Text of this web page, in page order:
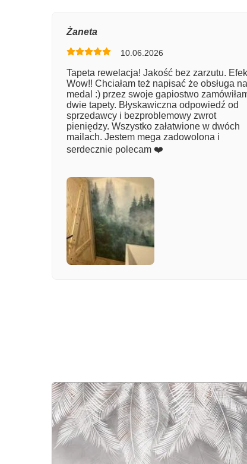
Żaneta
10.06.2026
Tapeta rewelacja! Jakość bez zarzutu.
Wow!! Chciałam też napisać że obsługa na
medal :) przez swoje gapiostwo
dwie tapety. Błyskawiczna odpowiedź od
sprzedawcy i bezproblemowy zwrot
pieniędzy. Wszystko załatwione w dwóch
mailach. Jestem mega zadowolona i
serdecznie polecam ❤️